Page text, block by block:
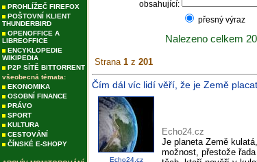
PROHLÍŽEČ FIREFOX
POŠTOVNÍ KLIENT
THUNDERBIRD
OPENOFFICE A
LIBREOFFICE
ENCYKLOPEDIE
WIKIPEDIA
P2P SÍTĚ BITTORRENT
všeobecná témata:
EKONOMIKA
OSOBNÍ FINANCE
PRÁVO
SPORT
KULTURA
CESTOVÁNÍ
ČÍNSKÉ E-SHOPY
obsahující:
přesný výraz
Nalezeno celkem
Strana 1 z 201
Čím dál víc lidí věří, že je Země
Echo24.cz
Echo24.cz
Je planeta Země
možnost, přestože